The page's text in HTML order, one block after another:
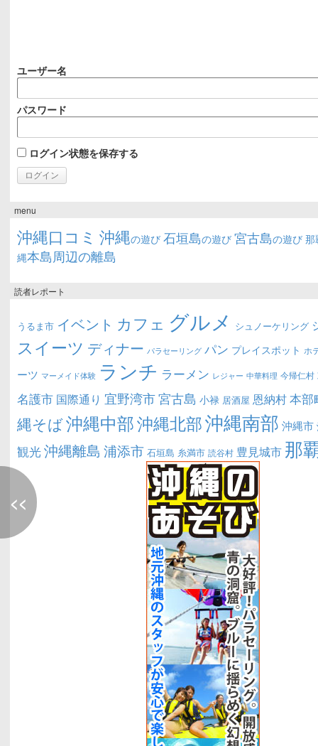
ユーザー名
パスワード
ログイン状態を保存する
menu
沖縄口コミ 沖縄の遊び 石垣島の遊び 宮古島の遊び 那
縄本島周辺の離島
読者レポート
うるま市 イベント カフェ グルメ シュノーケリング
スイーツ ディナー パラセーリング パン プレイスポット ホ
ーツ マーメイド体験 ランチ ラーメン レジャー 中華料理 今帰仁村
名護市 国際通り 宜野湾市宮古島 小禄 居酒屋 恩納村本部
縄そば沖縄中部沖縄北部沖縄南部 沖縄市
観光沖縄離島 浦添市 石垣島 糸満市 読谷村 豊見城市 那
<<